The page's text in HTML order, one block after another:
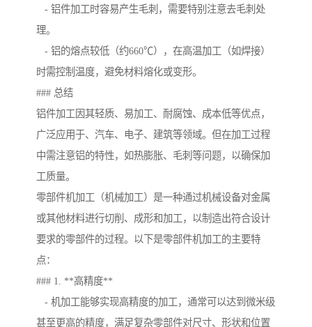
- 铝件加工时容易产生毛刺，需要特别注意去毛刺处
理。
- 铝的熔点较低（约660℃），在高温加工（如焊接）
时需控制温度，避免材料熔化或变形。
### 总结
铝件加工因其轻质、易加工、耐腐蚀、成本低等优点，
广泛应用于、汽车、电子、建筑等领域。但在加工过程
中需注意铝的特性，如热膨胀、毛刺等问题，以确保加
工质量。
零部件机加工（机械加工）是一种通过机械设备对金属
或其他材料进行切削、成形和加工，以制造出符合设计
要求的零部件的过程。以下是零部件机加工的主要特
点：
### 1. **高精度**
- 机加工能够实现高精度的加工，通常可以达到微米级
甚至更高的精度，满足复杂零部件对尺寸、形状和位置